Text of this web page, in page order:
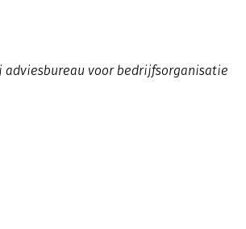
adviesbureau voor bedrijfsorganisatie